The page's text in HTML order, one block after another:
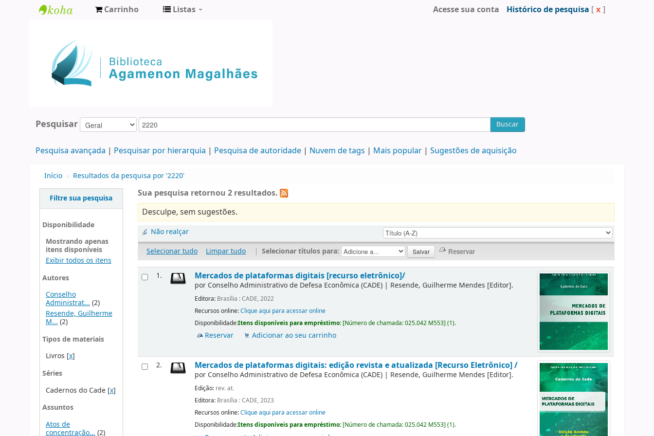
Agamenon
Magalhães
Carrinho Listas Acesse sua conta Histórico de pesquisa [ x ]
Pesquisar Buscar
Pesquisa avançada Pesquisar por hierarquia Pesquisa de autoridade Nuvem de tags Mais popular Sugestões de aquisição
Início › Resultados da pesquisa por '2220'
Filtre sua pesquisa
Disponibilidade
Mostrando apenas
itens disponíveis
Exibir todos os itens
Autores
Conselho
Administrat...(2)
Resende, Guilherme
M... (2)
Tipos de materiais
Livros [x]
Séries
Cadernos do Cade[x]
Assuntos
Atos de
concentração... (2)
Sua pesquisa retornou 2 resultados.
Desculpe, sem sugestões.
Não realçar
Selecionar tudo
Limpar tudo | Selecionar títulos para:
1. Mercados de plataformas digitais [recurso eletrônico]/
por Conselho Administrativo de Defesa Econômica (CADE) | Resende, Guilherme Mendes [Editor].
Editora: Brasília : CADE, 2022
Recursos online:Clique aqui para acessar online
Disponibilidade:Itens disponíveis para empréstimo: [Número de chamada:025.042 M553](1).
Reservar Adicionar ao seu carrinho
2. Mercados de plataformas digitais: edição revista e atualizada [Recurso Eletrônico] /
por Conselho Administrativo de Defesa Econômica (CADE) | Resende, Guilherme Mendes [Editor].
Edição: rev. at.
Editora: Brasília : CADE, 2023
Recursos online:Clique aqui para acessar online
Disponibilidade:Itens disponíveis para empréstimo: [Número de chamada:025.042 M553](1).